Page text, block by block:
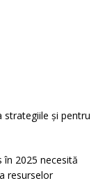
strategiile și pentru
în 2025 necesită
resurselor